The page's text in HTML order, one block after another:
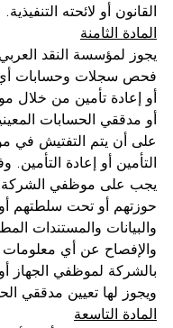
القانون أو لائحته التنفيذية.
المادة الثامنة
يجوز لمؤسسة النقد
فحص سجلات وحسابات
أو إعادة تأمين من خلال
أو مدققي الحسابات
على أن يتم التفتيش في
التأمين أو إعادة التأمين.
يجب على موظفي الشركة
حوزتهم أو تحت سلطتهم
والبيانات والمستندات
والإفصاح عن أي معلومات
بالشركة لموظفي الجهاز
ويجوز لها تعيين مدققي
المادة التاسعة